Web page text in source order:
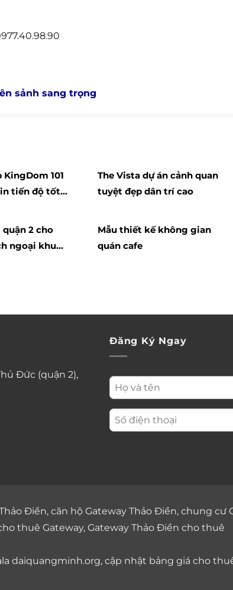
sảnh sang trọng
KingDom 101
tiến độ tốt
The Vista dự án cảnh quan
tuyệt đẹp dân trí cao
quận 2 cho
ngoại khu
Mẫu thiết kế không gian
quán cafe
Đức (quận 2),
Đăng Ký Ngay
Điền, căn hộ Gateway Thảo Điền, chung cư
thuê Gateway, Gateway Thảo Điền cho thuê
daiquangminh.org, cập nhật bảng giá cho